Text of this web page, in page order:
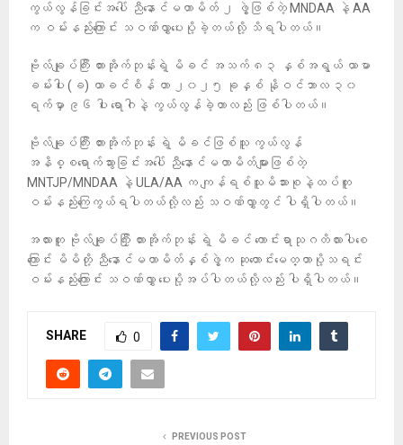
ကွယ်လွန်ခြင်းအပေါ် ညီနောင်မဟာမိတ် ၂ ဖွဲ့ဖြစ်တဲ့ MNDAA နဲ့ AA
က ဝမ်းနည်းကြောင်း သဝဏ်လွှာပေးပို့ခဲ့တယ်လို့ သိရပါတယ်။
ဗိုလ်ချုပ်ကြီး တားအိုက်ဘုန်းရဲ့ မိခင် အသက် ၈၃ နှစ်အရွယ် ယာမာ
ခမ်းပါး (ခ) ယာခင်စိန် ဟာ ၂၀၂၅ ခုနှစ် နိုဝင်ဘာလ ၃၀
ရက်မှာ ၉၆ ပါး ရောဂါနဲ့ ကွယ်လွန်ခဲ့တာလည်း ဖြစ်ပါတယ်။
ဗိုလ်ချုပ်ကြီး တားအိုက်ဘုန်း ရဲ့ မိခင်ဖြစ်သူ ကွယ်လွန်
အနိစ္စရောက်သွားခြင်းအပေါ် ညီနောင်မဟာမိတ်များဖြစ်တဲ့
MNTJP/MNDAA နဲ့ ULA/AA က ကျန်ရစ်သူမိသားစုနဲ့ထပ်တူ
ဝမ်းနည်းကြေကွယ်ရပါတယ်လို့လည်း သဝဏ်လွှာတွင် ပါရှိပါတယ်။
အလားတူ ဗိုလ်ချုပ်ကြှီး တားအိုက်ဘုန်း ရဲ့ မိခင် ကောင်းရာသုဂတိလားပါစေ
ကြောင်း မိမိတို့ ညီနောင်မဟာမိတ်နှစ်ဖွဲ့က ဆုတောင်းမေတ္တာပို့သရင်း
ဝမ်းနည်းကြောင်း သဝဏ်လွှာ ပေးပို့အပ်ပါတယ်လို့လည်း ပါရှိပါတယ်။
SHARE 0
PREVIOUS POST